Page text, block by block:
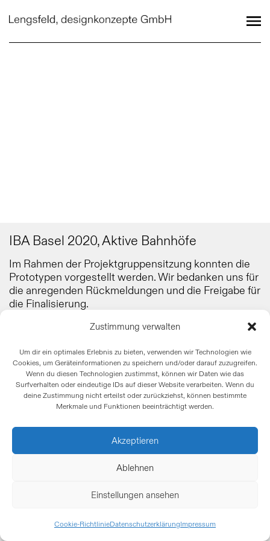
Zustimmung verwalten
Um dir ein optimales Erlebnis zu bieten, verwenden wir Technologien wie
Cookies, um Geräteinformationen zu speichern und/oder darauf zuzugreifen.
Wenn du diesen Technologien zustimmst, können wir Daten wie das
Surfverhalten oder eindeutige IDs auf dieser Website verarbeiten. Wenn du
deine Zustimmung nicht erteilst oder zurückziehst, können bestimmte
Merkmale und Funktionen beeinträchtigt werden.
Akzeptieren
Ablehnen
Einstellungen ansehen
Cookie-RichtlinieDatenschutzerklärungImpressum
IBA Basel 2020, Aktive Bahnhöfe
Im Rahmen der Projektgruppensitzung konnten die
Prototypen vorgestellt werden. Wir bedanken uns für
die anregenden Rückmeldungen und die Freigabe für
die Finalisierung.